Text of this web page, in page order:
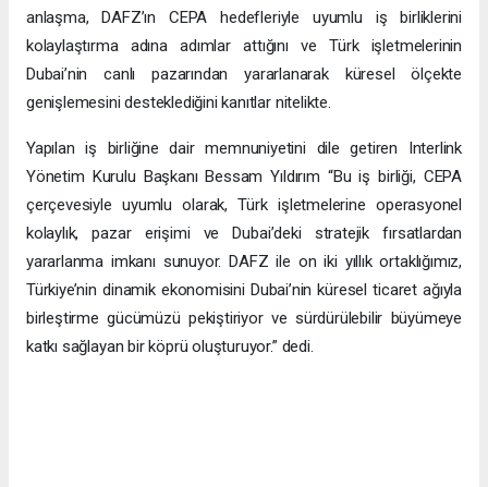
anlaşma, DAFZ’ın CEPA hedefleriyle uyumlu iş birliklerini
kolaylaştırma adına adımlar attığını ve Türk işletmelerinin
Dubai’nin canlı pazarından yararlanarak küresel ölçekte
genişlemesini desteklediğini kanıtlar nitelikte.
Yapılan iş birliğine dair memnuniyetini dile getiren Interlink
Yönetim Kurulu Başkanı Bessam Yıldırım “Bu iş birliği, CEPA
çerçevesiyle uyumlu olarak, Türk işletmelerine operasyonel
kolaylık, pazar erişimi ve Dubai’deki stratejik fırsatlardan
yararlanma imkanı sunuyor. DAFZ ile on iki yıllık ortaklığımız,
Türkiye’nin dinamik ekonomisini Dubai’nin küresel ticaret ağıyla
birleştirme gücümüzü pekiştiriyor ve sürdürülebilir büyümeye
katkı sağlayan bir köprü oluşturuyor.” dedi.